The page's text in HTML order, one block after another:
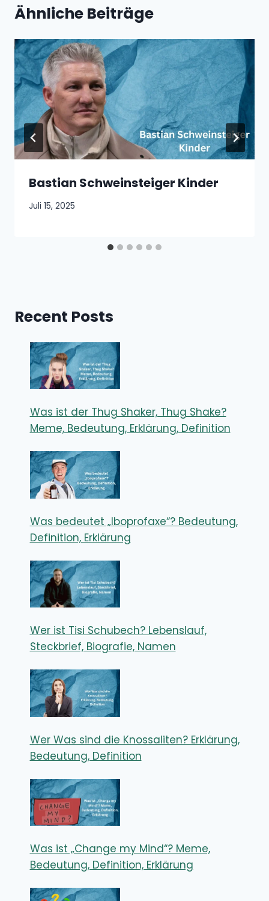
Ähnliche Beiträge
Bastian Schweinsteiger Kinder
Juli 15, 2025
Recent Posts
Was ist der Thug Shaker, Thug Shake?
Meme, Bedeutung, Erklärung, Definition
Was bedeutet „Iboprofaxe“? Bedeutung,
Definition, Erklärung
Wer ist Tisi Schubech? Lebenslauf,
Steckbrief, Biografie, Namen
Wer Was sind die Knossaliten? Erklärung,
Bedeutung, Definition
Was ist „Change my Mind“? Meme,
Bedeutung, Definition, Erklärung